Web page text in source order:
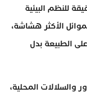
للنظم البيئية
الأكثر هشاشة،
الطبيعة بدل
والسلالات المحلية،